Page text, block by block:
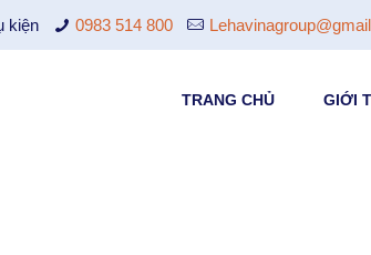
kiện 0983 514 800
TRANG CHỦ GIỚI